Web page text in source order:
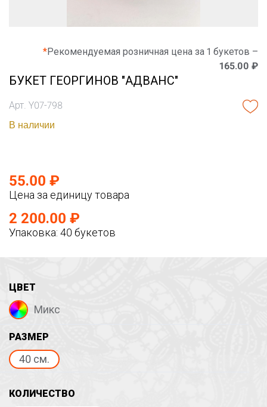
*Рекомендуемая розничная цена за 1 букетов –
165.00 ₽
БУКЕТ ГЕОРГИНОВ "АДВАНС"
Арт. Y07-798
В наличии
55.00 ₽
Цена за единицу товара
2 200.00 ₽
Упаковка: 40 букетов
ЦВЕТ
Микс
РАЗМЕР
40 см.
КОЛИЧЕСТВО